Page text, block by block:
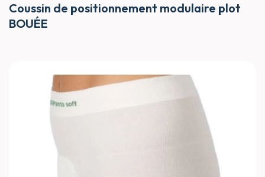
Coussin de positionnement modulaire plot
BOUÉE